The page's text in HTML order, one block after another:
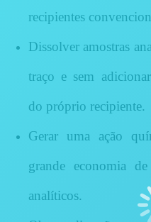
recipientes
Dissolver amostras
traço e sem
do próprio recipiente.
Gerar uma ação
grande economia
analíticos.